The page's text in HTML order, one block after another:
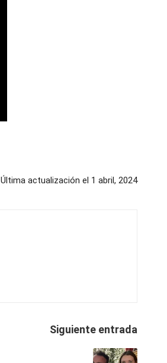
Última actualización el 1 abril, 2024
Siguiente entrada